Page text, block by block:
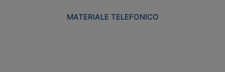
MATERIALE TELEFONICO